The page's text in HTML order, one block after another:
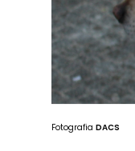
Fotografia DACS